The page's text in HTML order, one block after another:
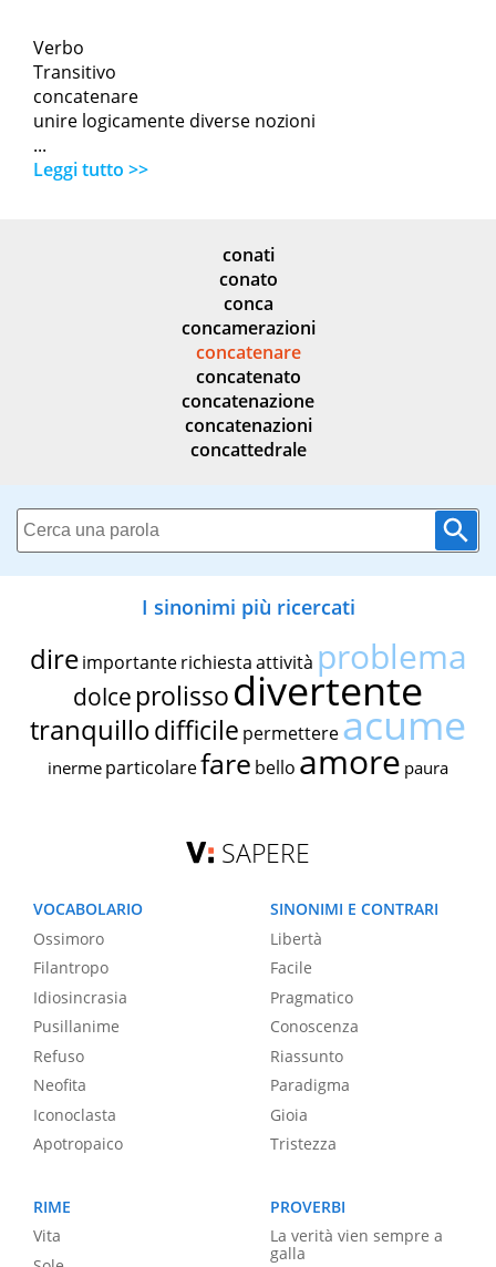
Verbo
Transitivo
concatenare
unire logicamente diverse nozioni
...
Leggi tutto >>
conati
conato
conca
concamerazioni
concatenare
concatenato
concatenazione
concatenazioni
concattedrale
I sinonimi più ricercati
dire importante richiestaattività problema
dolce prolissodivertente
tranquillodifficile permettereacume
inerme particolarefare bello amore paura
SAPERE
VOCABOLARIO
Ossimoro
Filantropo
Idiosincrasia
Pusillanime
Refuso
Neofita
Iconoclasta
Apotropaico
SINONIMI E CONTRARI
Libertà
Facile
Pragmatico
Conoscenza
Riassunto
Paradigma
Gioia
Tristezza
RIME
Vita
PROVERBI
La verità vien sempre a
galla